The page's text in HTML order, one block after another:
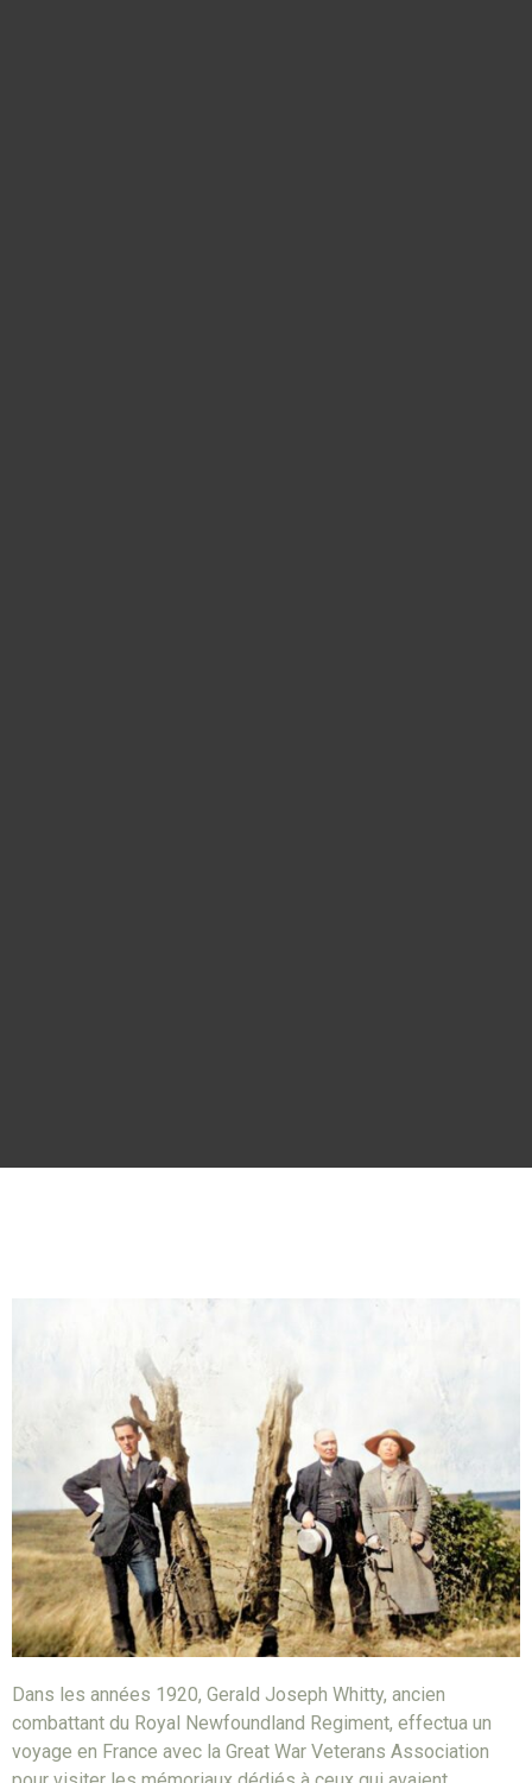
Dans les années 1920, Gerald Joseph Whitty, ancien
combattant du Royal Newfoundland Regiment, effectua un
voyage en France avec la Great War Veterans Association